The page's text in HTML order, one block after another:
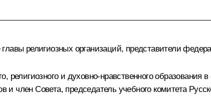
религиозных организаций, представители
религиозного и духовно­-нравственного
и член Совета, председатель учебного комитета